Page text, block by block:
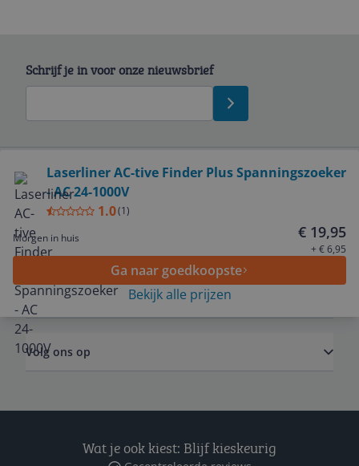
Laserliner AC-tive Finder Plus Spanningszoeker
- AC 24-1000V
1.0(1)
Morgen in huis
€ 19,95
+ € 6,95
Ga naar goedkoopste
Bekijk alle prijzen
Schrijf je in voor onze nieuwsbrief
Service
Algemeen
Zakelijk
Volg ons op
Wat je ook kiest: Blijf kieskeurig